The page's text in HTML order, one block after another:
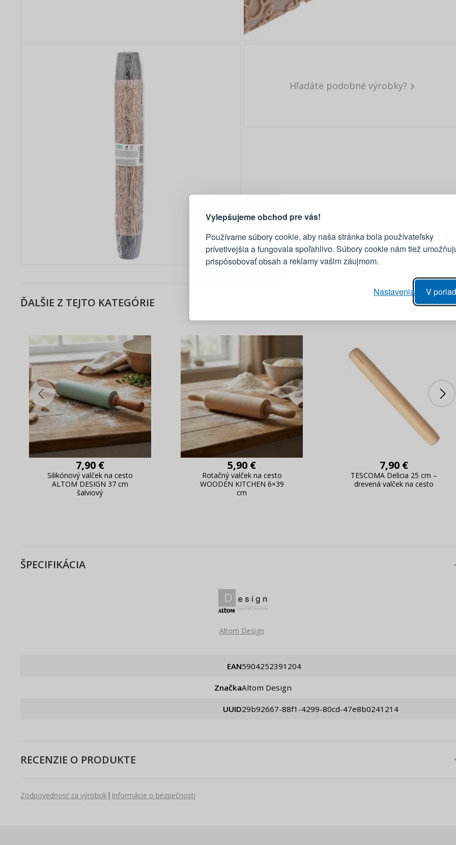
Vylepšujeme obchod pre vás!
Používame súbory cookie, aby naša stránka bola používateľsky
prívetivejšia a fungovala spoľahlivo. Súbory cookie nám tiež
prispôsobovať obsah a reklamy vašim záujmom.
V
Nastavenia
Hľadáte podobné výrobky?
ĎALŠIE Z TEJTO KATEGÓRIE
7,90 €
Silikónový valček na cesto
ALTOM DESIGN 37 cm
šalviový
5,90 €
Rotačný valček na cesto
WOODEN KITCHEN 6×39
cm
7,90 €
TESCOMA Delicia 25 cm –
drevená valček na cesto
ŠPECIFIKÁCIA
Altom Design
EAN 5904252391204
Značka Altom Design
UUID 29b92667-88f1-4299-80cd-47e8b0241214
RECENZIE O PRODUKTE
Zodpovednosť za výrobok| Informácie o bezpečnosti
účet
Živý náhľad na zmeny v objednávke
E-mail
PRIHLÁSIŤ